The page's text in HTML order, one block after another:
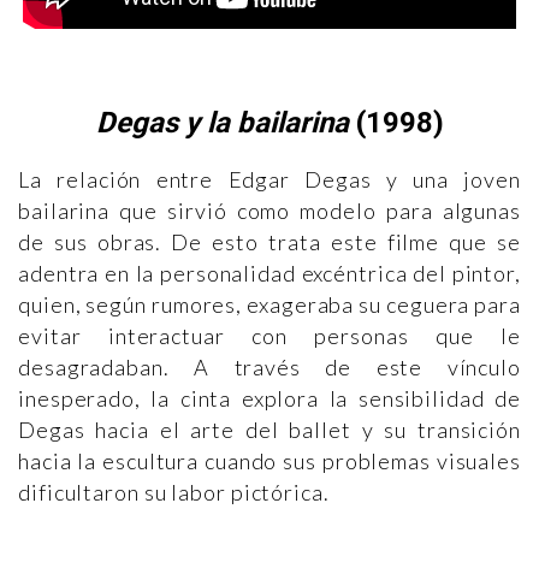
Degas y la bailarina (1998)
La relación entre Edgar Degas y una joven
bailarina que sirvió como modelo para algunas
de sus obras. De esto trata este filme que se
adentra en la personalidad excéntrica del pintor,
quien, según rumores, exageraba su ceguera para
evitar interactuar con personas que le
desagradaban. A través de este vínculo
inesperado, la cinta explora la sensibilidad de
Degas hacia el arte del ballet y su transición
hacia la escultura cuando sus problemas visuales
dificultaron su labor pictórica.